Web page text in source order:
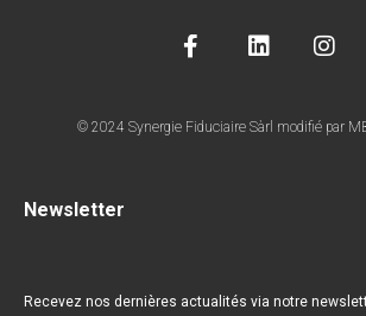
© 2024 Synergie Fiduciaire Sàrl modifié par
Newsletter
Recevez nos dernières actualités via notre